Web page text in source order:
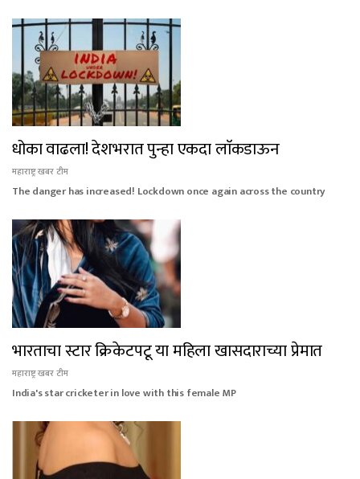
धोका वाढला! देशभरात पुन्हा एकदा लाॅकडाऊन
महाराष्ट्र खबर टीम
The danger has increased! Lockdown once again across the country
भारताचा स्टार क्रिकेटपटू या महिला खासदाराच्या प्रेमात
महाराष्ट्र खबर टीम
India's star cricketer in love with this female MP